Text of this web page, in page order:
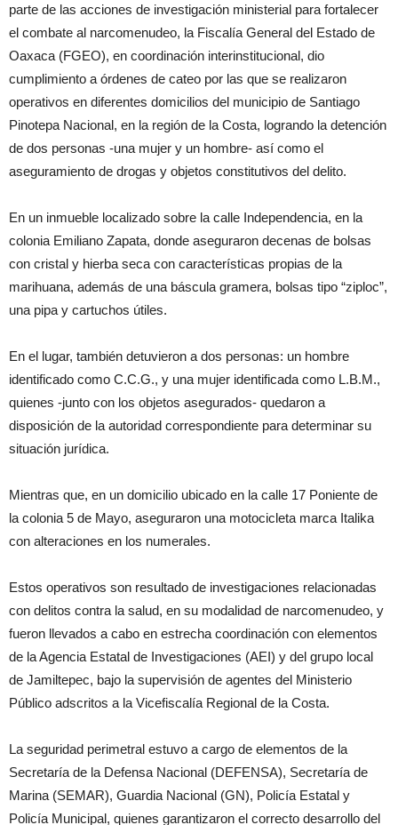
parte de las acciones de investigación ministerial para fortalecer
el combate al narcomenudeo, la Fiscalía General del Estado de
Oaxaca (FGEO), en coordinación interinstitucional, dio
cumplimiento a órdenes de cateo por las que se realizaron
operativos en diferentes domicilios del municipio de Santiago
Pinotepa Nacional, en la región de la Costa, logrando la detención
de dos personas -una mujer y un hombre- así como el
aseguramiento de drogas y objetos constitutivos del delito.
En un inmueble localizado sobre la calle Independencia, en la
colonia Emiliano Zapata, donde aseguraron decenas de bolsas
con cristal y hierba seca con características propias de la
marihuana, además de una báscula gramera, bolsas tipo “ziploc”,
una pipa y cartuchos útiles.
En el lugar, también detuvieron a dos personas: un hombre
identificado como C.C.G., y una mujer identificada como L.B.M.,
quienes -junto con los objetos asegurados- quedaron a
disposición de la autoridad correspondiente para determinar su
situación jurídica.
Mientras que, en un domicilio ubicado en la calle 17 Poniente de
la colonia 5 de Mayo, aseguraron una motocicleta marca Italika
con alteraciones en los numerales.
Estos operativos son resultado de investigaciones relacionadas
con delitos contra la salud, en su modalidad de narcomenudeo, y
fueron llevados a cabo en estrecha coordinación con elementos
de la Agencia Estatal de Investigaciones (AEI) y del grupo local
de Jamiltepec, bajo la supervisión de agentes del Ministerio
Público adscritos a la Vicefiscalía Regional de la Costa.
La seguridad perimetral estuvo a cargo de elementos de la
Secretaría de la Defensa Nacional (DEFENSA), Secretaría de
Marina (SEMAR), Guardia Nacional (GN), Policía Estatal y
Policía Municipal, quienes garantizaron el correcto desarrollo del